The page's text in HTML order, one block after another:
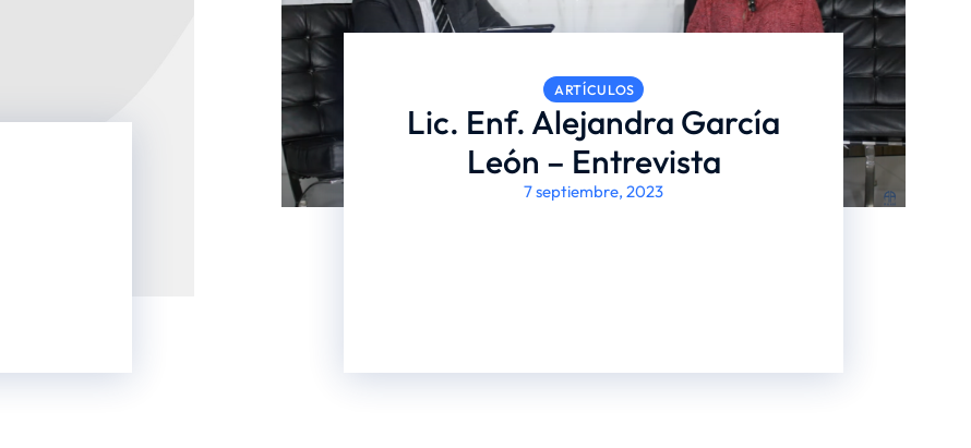
ARTÍCULOS
Lic. Enf. Alejandra García
León – Entrevista
7 septiembre, 2023